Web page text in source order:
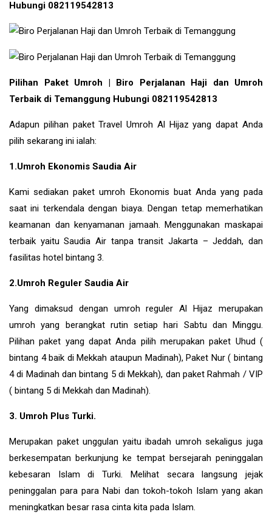
Hubungi 082119542813
Pilihan Paket Umroh | Biro Perjalanan Haji dan Umroh
Terbaik di Temanggung Hubungi 082119542813
Adapun pilihan paket Travel Umroh Al Hijaz yang dapat Anda
pilih sekarang ini ialah:
1.Umroh Ekonomis Saudia Air
Kami sediakan paket umroh Ekonomis buat Anda yang pada
saat ini terkendala dengan biaya. Dengan tetap memerhatikan
keamanan dan kenyamanan jamaah. Menggunakan maskapai
terbaik yaitu Saudia Air tanpa transit Jakarta – Jeddah, dan
fasilitas hotel bintang 3.
2.Umroh Reguler Saudia Air
Yang dimaksud dengan umroh reguler Al Hijaz merupakan
umroh yang berangkat rutin setiap hari Sabtu dan Minggu.
Pilihan paket yang dapat Anda pilih merupakan paket Uhud (
bintang 4 baik di Mekkah ataupun Madinah), Paket Nur ( bintang
4 di Madinah dan bintang 5 di Mekkah), dan paket Rahmah / VIP
( bintang 5 di Mekkah dan Madinah).
3. Umroh Plus Turki.
Merupakan paket unggulan yaitu ibadah umroh sekaligus juga
berkesempatan berkunjung ke tempat bersejarah peninggalan
kebesaran Islam diTurki. Melihat secara langsung jejak
peninggalan para para Nabi dan tokoh-tokoh Islam yang akan
meningkatkan besar rasa cinta kita pada Islam.